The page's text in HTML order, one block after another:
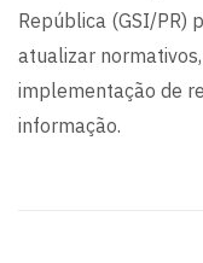
República (GSI/PR)
atualizar
implementação de
informação.